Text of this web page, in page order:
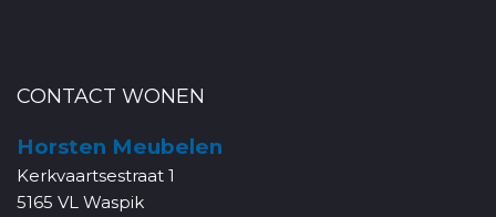
CONTACT WONEN
Horsten Meubelen
Kerkvaartsestraat 1
5165 VL Waspik